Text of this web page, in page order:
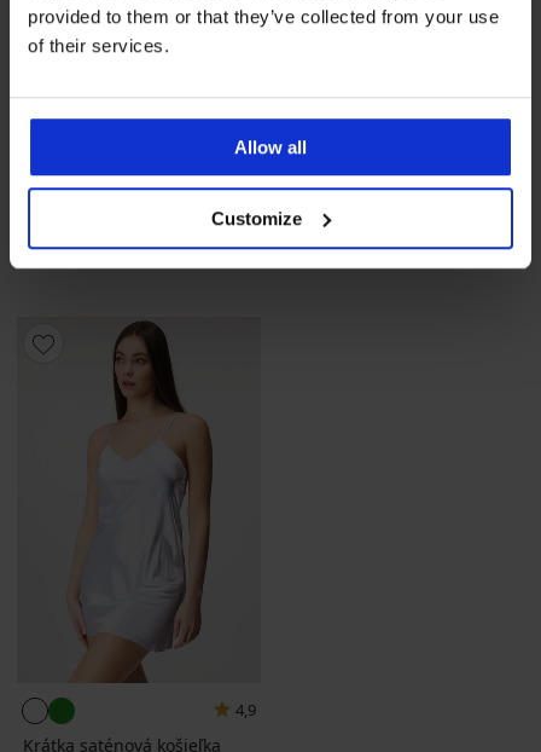
provided to them or that they’ve collected from your use
of their services.
Allow all
Customize
-20%
Dojčiaca bavlnená nočná
košeľa Roses Kiss krátka
Zľava
47,99 €Pôvodná cena
59,99 €
Výpredaj -50%
Zľava
31,00 €
4,9
Krátka saténová košieľka